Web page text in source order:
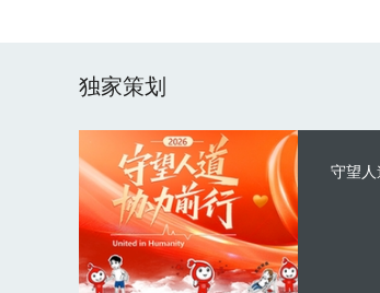
独家策划
守望